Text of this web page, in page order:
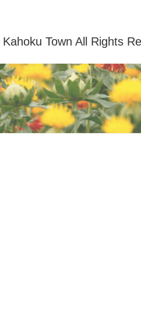
Town All Rights